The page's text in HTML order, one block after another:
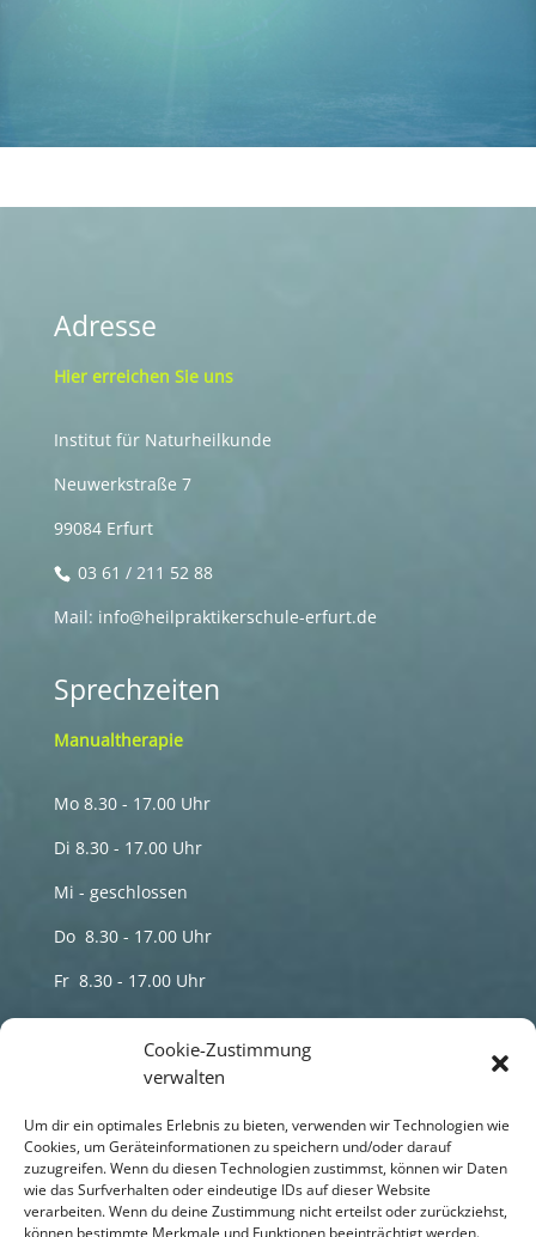
Cookie-Zustimmung
verwalten
Um dir ein optimales Erlebnis zu bieten, verwenden wir Technologien wie
Cookies, um Geräteinformationen zu speichern und/oder darauf
zuzugreifen. Wenn du diesen Technologien zustimmst, können wir Daten
wie das Surfverhalten oder eindeutige IDs auf dieser Website
verarbeiten. Wenn du deine Zustimmung nicht erteilst oder zurückziehst,
können bestimmte Merkmale und Funktionen beeinträchtigt werden.
Adresse
Hier erreichen Sie uns
Institut für Naturheilkunde
Neuwerkstraße 7
99084 Erfurt
03 61 / 211 52 88
Mail: info@heilpraktikerschule-erfurt.de
Sprechzeiten
Manualtherapie
Mo 8.30 - 17.00 Uhr
Di 8.30 - 17.00 Uhr
Mi - geschlossen
Do 8.30 - 17.00 Uhr
Fr 8.30 - 17.00 Uhr
Termine nur nach telefonischer Vereinbarung
Sprechzeiten
HP Maren Schmidt Naturheilpraxis
Di 8.00 - 18.00 Uhr